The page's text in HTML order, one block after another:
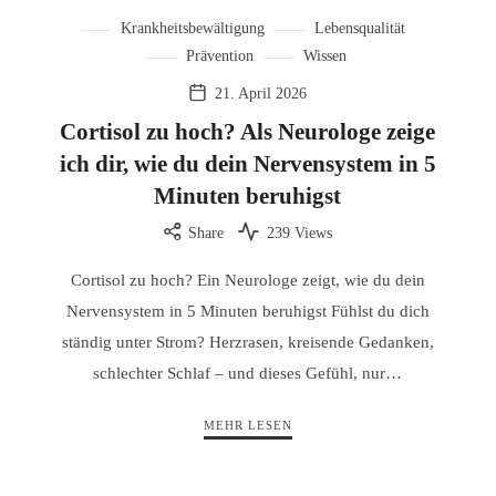
Krankheitsbewältigung
Lebensqualität
Prävention
Wissen
21. April 2026
Cortisol zu hoch? Als Neurologe zeige
ich dir, wie du dein Nervensystem in 5
Minuten beruhigst
Share 239 Views
Cortisol zu hoch? Ein Neurologe zeigt, wie du dein
Nervensystem in 5 Minuten beruhigst Fühlst du dich
ständig unter Strom? Herzrasen, kreisende Gedanken,
schlechter Schlaf – und dieses Gefühl, nur…
MEHR LESEN